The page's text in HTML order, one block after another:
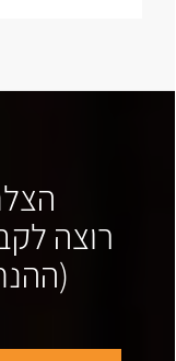
רוצה